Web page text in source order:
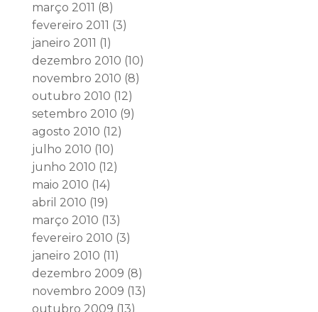
março 2011 (8)
fevereiro 2011 (3)
janeiro 2011 (1)
dezembro 2010 (10)
novembro 2010 (8)
outubro 2010 (12)
setembro 2010 (9)
agosto 2010 (12)
julho 2010 (10)
junho 2010 (12)
maio 2010 (14)
abril 2010 (19)
março 2010 (13)
fevereiro 2010 (3)
janeiro 2010 (11)
dezembro 2009 (8)
novembro 2009 (13)
outubro 2009 (13)